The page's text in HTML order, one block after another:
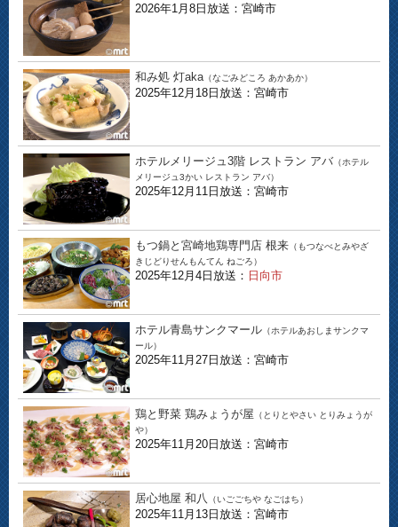
2026年1月8日放送：宮崎市
和み処 灯aka （なごみどころ あかあか）
2025年12月18日放送：宮崎市
ホテルメリージュ3階 レストラン アバ （ホテル
メリージュ3かい レストラン アバ）
2025年12月11日放送：宮崎市
もつ鍋と宮崎地鶏専門店 根来 （もつなべとみやざ
きじどりせんもんてん ねごろ）
2025年12月4日放送： 日向市
ホテル青島サンクマール （ホテルあおしまサンクマ
ール）
2025年11月27日放送：宮崎市
鶏と野菜 鶏みょうが屋 （とりとやさい とりみょうが
や）
2025年11月20日放送：宮崎市
居心地屋 和八 （いごごちや なごはち）
2025年11月13日放送：宮崎市